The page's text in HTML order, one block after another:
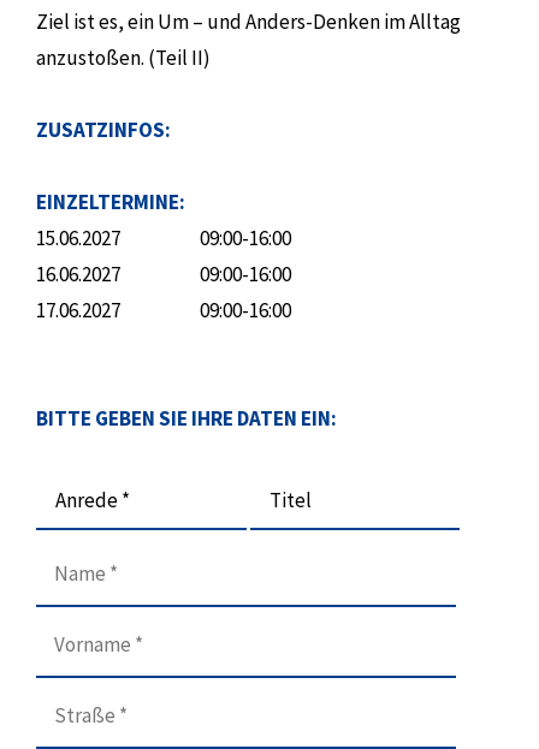
Ziel ist es, ein Um – und Anders-Denken im Alltag
anzustoßen. (Teil II)
ZUSATZINFOS:
EINZELTERMINE:
15.06.2027
09:00-16:00
16.06.2027
09:00-16:00
17.06.2027
09:00-16:00
BITTE GEBEN SIE IHRE DATEN EIN:
Anrede * Titel